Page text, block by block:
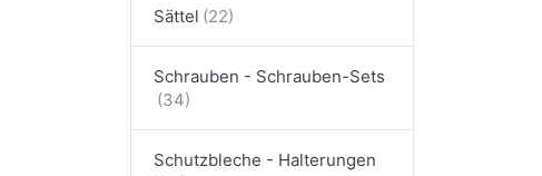
Sättel
Schrauben - Schrauben-Sets
Schutzbleche - Halterungen